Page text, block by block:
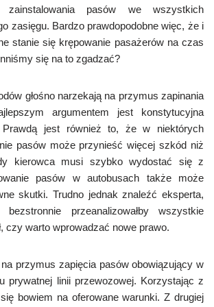
zainstalowania pasów we wszystkich
zasięgu. Bardzo prawdopodobne więc, że i
stanie się krępowanie pasażerów na czas
się na to zgadzać?
głośno narzekają na przymus zapinania
argumentem jest konstytucyjna
Prawdą jest również to, że w niektórych
pasów może przynieść więcej szkód niż
kierowca musi szybko wydostać się z
pasów w autobusach także może
skutki. Trudno jednak znaleźć eksperta,
przeanalizowałby wszystkie
czy warto wprowadzać nowe prawo.
przymus zapięcia pasów obowiązujący w
prywatnej linii przewozowej. Korzystając z
bowiem na oferowane warunki. Z drugiej